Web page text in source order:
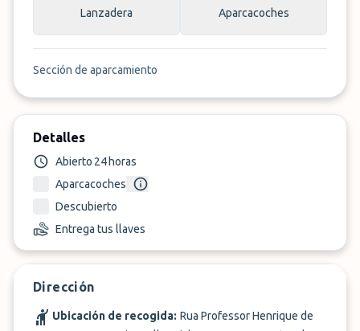
Lanzadera Aparcacoches
Sección de aparcamiento
Detalles
Abierto 24 horas
Aparcacoches
Descubierto
Entrega tus llaves
Dirección
Ubicación de recogida: Rua Professor Henrique de